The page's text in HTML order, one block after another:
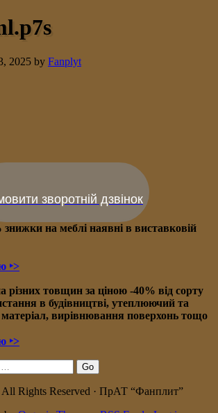
2025 by Fanplyt
зворотній дзвінок
на меблі наявні в виставковій
‣>
різних товщин за ціною -40% від сорту
в будівництві, утеплюючий та
матеріал, вирівнювання поверхонь тощо
‣>
Rights Reserved · ПрАТ “Фанплит”